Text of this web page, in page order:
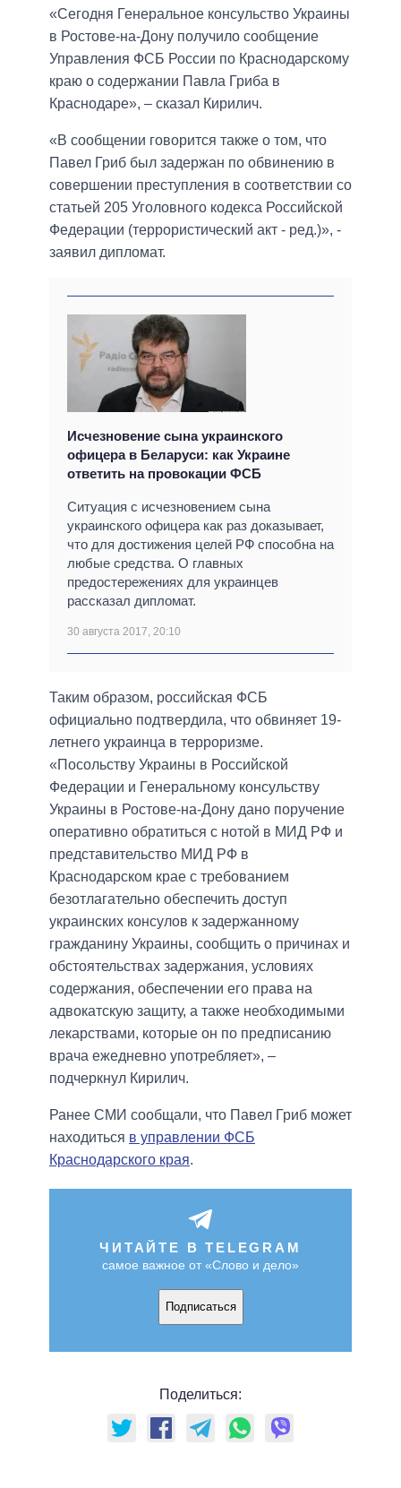
«Сегодня Генеральное консульство Украины
в Ростове-на-Дону получило сообщение
Управления ФСБ России по Краснодарскому
краю о содержании Павла Гриба в
Краснодаре», – сказал Кирилич.
«В сообщении говорится также о том, что
Павел Гриб был задержан по обвинению в
совершении преступления в соответствии со
статьей 205 Уголовного кодекса Российской
Федерации (террористический акт - ред.)», -
заявил дипломат.
Исчезновение сына украинского
офицера в Беларуси: как Украине
ответить на провокации ФСБ
Ситуация с исчезновением сына
украинского офицера как раз доказывает,
что для достижения целей РФ способна на
любые средства. О главных
предостережениях для украинцев
рассказал дипломат.
30 августа 2017, 20:10
Таким образом, российская ФСБ
официально подтвердила, что обвиняет 19-
летнего украинца в терроризме.
«Посольству Украины в Российской
Федерации и Генеральному консульству
Украины в Ростове-на-Дону дано поручение
оперативно обратиться с нотой в МИД РФ и
представительство МИД РФ в
Краснодарском крае с требованием
безотлагательно обеспечить доступ
украинских консулов к задержанному
гражданину Украины, сообщить о причинах и
обстоятельствах задержания, условиях
содержания, обеспечении его права на
адвокатскую защиту, а также необходимыми
лекарствами, которые он по предписанию
врача ежедневно употребляет», –
подчеркнул Кирилич.
Ранее СМИ сообщали, что Павел Гриб может
находиться в управлении ФСБ
Краснодарского края.
ЧИТАЙТЕ В TELEGRAM
самое важное от «Слово и дело»
Подписаться
Поделиться: